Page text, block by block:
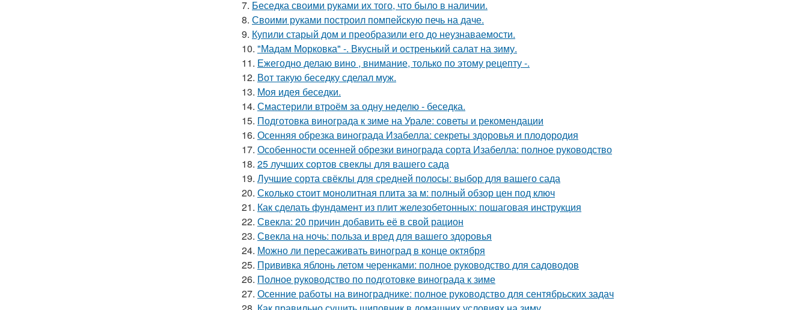
7. Беседка своими руками их того, что было в наличии.
8. Своими руками построил помпейскую печь на даче.
9. Купили старый дом и преобразили его до неузнаваемости.
10. "Мадам Морковка" -. Вкусный и остренький салат на зиму.
11. Ежегодно делаю вино , внимание, только по этому рецепту -.
12. Вот такую беседку сделал муж.
13. Моя идея беседки.
14. Смастерили втроём за одну неделю - беседка.
15. Подготовка винограда к зиме на Урале: советы и рекомендации
16. Осенняя обрезка винограда Изабелла: секреты здоровья и плодородия
17. Особенности осенней обрезки винограда сорта Изабелла: полное руководство
18. 25 лучших сортов свеклы для вашего сада
19. Лучшие сорта свёклы для средней полосы: выбор для вашего сада
20. Сколько стоит монолитная плита за м: полный обзор цен под ключ
21. Как сделать фундамент из плит железобетонных: пошаговая инструкция
22. Свекла: 20 причин добавить её в свой рацион
23. Свекла на ночь: польза и вред для вашего здоровья
24. Можно ли пересаживать виноград в конце октября
25. Прививка яблонь летом черенками: полное руководство для садоводов
26. Полное руководство по подготовке винограда к зиме
27. Осенние работы на винограднике: полное руководство для сентябрьских задач